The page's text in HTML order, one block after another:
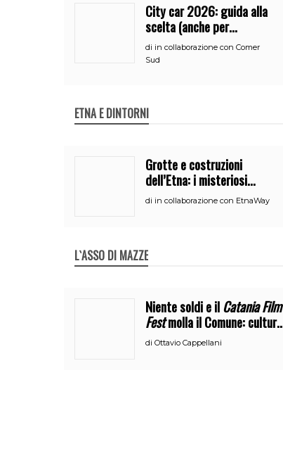
City car 2026: guida alla
scelta (anche per
neopatentati)
di in collaborazione con Comer
Sud
ETNA E DINTORNI
Grotte e costruzioni
dell’Etna: i misteriosi
nascondigli del vulcano
di in collaborazione con EtnaWay
L`ASSO DI MAZZE
Niente soldi e ilCatania Film
Festmolla il Comune: cultura
o broru di ciciri?
di Ottavio Cappellani